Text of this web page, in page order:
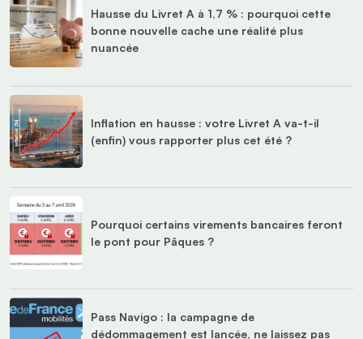
Hausse du Livret A à 1,7 % : pourquoi cette
bonne nouvelle cache une réalité plus
nuancée
Inflation en hausse : votre Livret A va-t-il
(enfin) vous rapporter plus cet été ?
Pourquoi certains virements bancaires feront
le pont pour Pâques ?
Pass Navigo : la campagne de
dédommagement est lancée, ne laissez pas